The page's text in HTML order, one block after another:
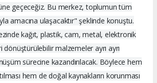
geçeceğiz. Bu merkez, toplumun tüm
amacına ulaşacaktır" şeklinde konuştu.
kağıt, plastik, cam, metal, elektronik
dönüştürülebilir malzemeler ayrı ayrı
sürecine kazandırılacak. Böylece hem
hem de doğal kaynakların korunması